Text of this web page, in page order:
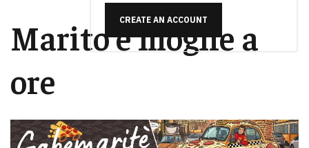
CREATE AN ACCOUNT
Marito e moglie a
ore